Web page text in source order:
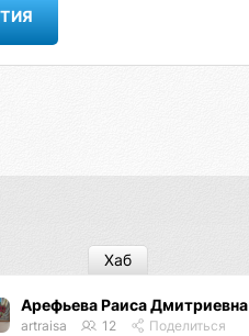
Арефьева Раиса Дмитриевна
artraisa 12 Поделиться
Хаб